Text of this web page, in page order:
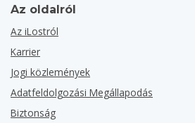
Az oldalról
Az iLostról
Karrier
Jogi közlemények
Adatfeldolgozási Megállapodás
Biztonság